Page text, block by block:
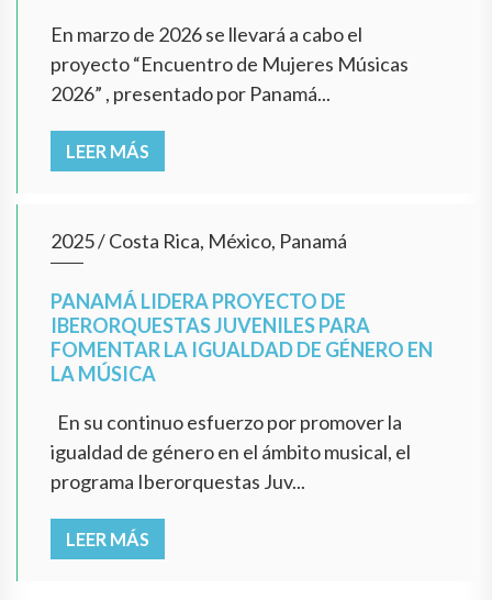
En marzo de 2026 se llevará a cabo el
proyecto “Encuentro de Mujeres Músicas
2026” , presentado por Panamá...
LEER MÁS
2025/Costa Rica, México, Panamá
PANAMÁ LIDERA PROYECTO DE
IBERORQUESTAS JUVENILES PARA
FOMENTAR LA IGUALDAD DE GÉNERO EN
LA MÚSICA
En su continuo esfuerzo por promover la
igualdad de género en el ámbito musical, el
programa Iberorquestas Juv...
LEER MÁS